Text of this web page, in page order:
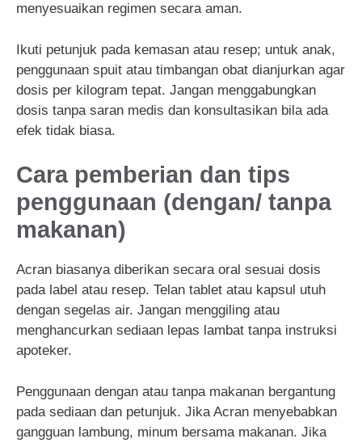
menyesuaikan regimen secara aman.
Ikuti petunjuk pada kemasan atau resep; untuk anak,
penggunaan spuit atau timbangan obat dianjurkan agar
dosis per kilogram tepat. Jangan menggabungkan
dosis tanpa saran medis dan konsultasikan bila ada
efek tidak biasa.
Cara pemberian dan tips
penggunaan (dengan/ tanpa
makanan)
Acran biasanya diberikan secara oral sesuai dosis
pada label atau resep. Telan tablet atau kapsul utuh
dengan segelas air. Jangan menggiling atau
menghancurkan sediaan lepas lambat tanpa instruksi
apoteker.
Penggunaan dengan atau tanpa makanan bergantung
pada sediaan dan petunjuk. Jika Acran menyebabkan
gangguan lambung, minum bersama makanan. Jika